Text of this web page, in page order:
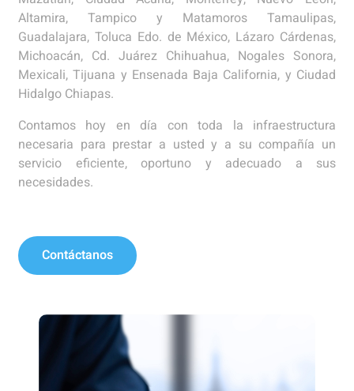
Altamira, Tampico y Matamoros Tamaulipas,
Guadalajara, Toluca Edo. de México, Lázaro Cárdenas,
Michoacán, Cd. Juárez Chihuahua, Nogales Sonora,
Mexicali, Tijuana y Ensenada Baja California, y Ciudad
Hidalgo Chiapas.
Contamos hoy en día con toda la infraestructura
necesaria para prestar a usted y a su compañía un
servicio eficiente, oportuno y adecuado a sus
necesidades.
Contáctanos